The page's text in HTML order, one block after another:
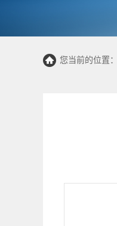
您当前的位置：